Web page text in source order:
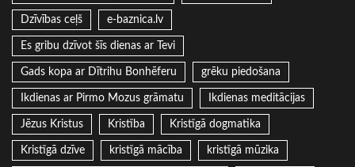
Dzīvības ceļš e-baznica.lv
Es gribu dzīvot šīs dienas ar Tevi
Gads kopa ar Dītrihu Bonhēferu grēku piedošana
Ikdienas ar Pirmo Mozus grāmatu Ikdienas meditācijas
Jēzus Kristus Kristība Kristīgā dogmatika
Kristīgā dzīve kristīgā mācība kristīgā mūzika